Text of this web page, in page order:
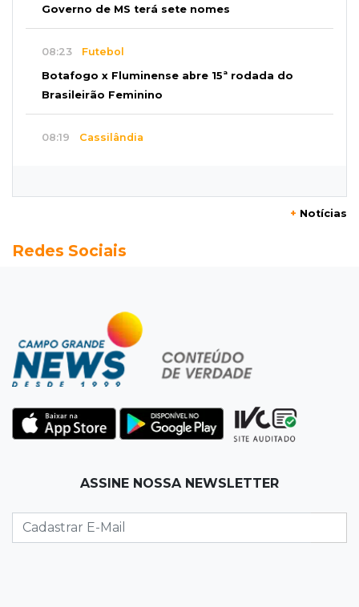
Governo de MS terá sete nomes
08:23 Futebol
Botafogo x Fluminense abre 15ª rodada do
Brasileirão Feminino
08:19 Cassilândia
Jagunços, jacobinos e batalha política nas
O rebanho dos originais
08:06De MS para o mundo
Grande expõe obras na Itália
"Bota Fora" da Sofá Inbox reúne quatro
+ Notícias
Redes Sociais
ASSINE NOSSA NEWSLETTER